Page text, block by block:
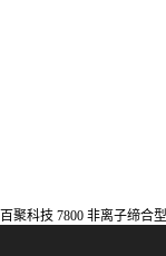
百聚科技 7800 非离子缔合